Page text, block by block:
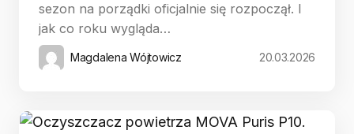
sezon na porządki oficjalnie się rozpoczął. I
jak co roku wygląda…
Magdalena Wójtowicz 20.03.2026